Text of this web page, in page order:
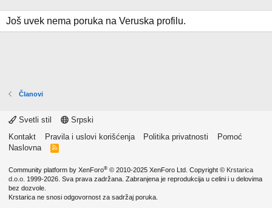
Još uvek nema poruka na Veruska profilu.
Članovi
Svetli stil
Srpski
Kontakt
Pravila i uslovi korišćenja Politika privatnosti
Pomoć
Naslovna
R
Community platform by XenForo® © 2010-2025 XenForo Ltd. Copyright © Krstarica
d.o.o. 1999-2026. Sva prava zadržana. Zabranjena je reprodukcija u celini i u delovima
bez dozvole.
Krstarica ne snosi odgovornost za sadržaj poruka.